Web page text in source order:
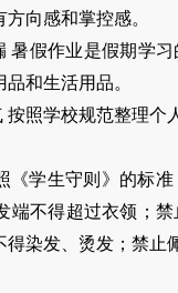
向感和掌控感。
暑假作业是假期学
和生活用品。
按照学校规范整理个
《学生守则》的标
端不得超过衣领；
染发、烫发；禁止